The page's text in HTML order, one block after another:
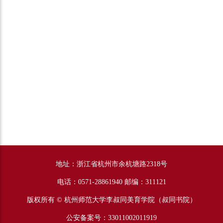
地址：浙江省杭州市余杭塘路2318号
电话：0571-28861940 邮编：311121
版权所有 © 杭州师范大学李叔同美育学院（叔同书院）
公安备案号：33011002011919